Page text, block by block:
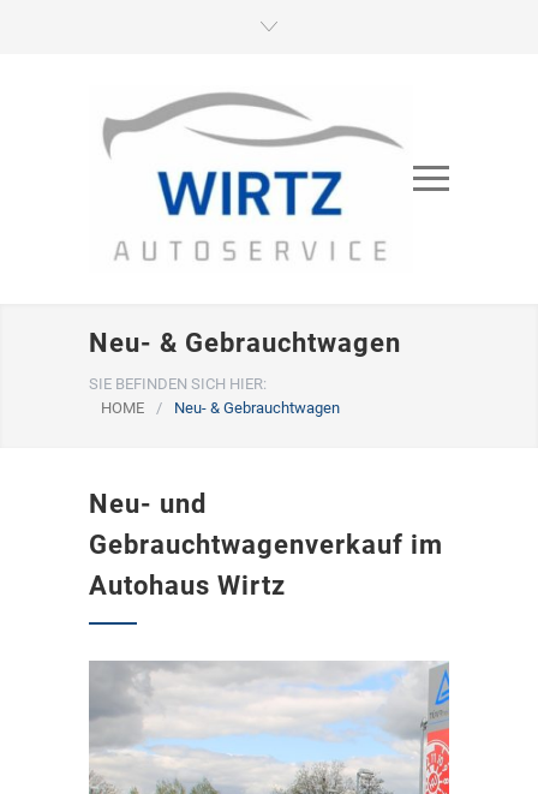
Neu- & Gebrauchtwagen
SIE BEFINDEN SICH HIER:
HOME
/ Neu- & Gebrauchtwagen
Neu- und
Gebrauchtwagenverkauf im
Autohaus Wirtz